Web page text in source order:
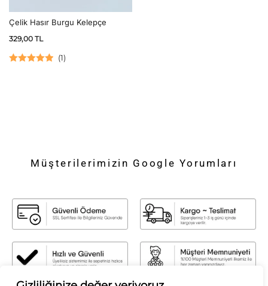
Çelik Hasır Burgu Kelepçe
329,00 TL
(1)
Müşterilerimizin Google Yorumları